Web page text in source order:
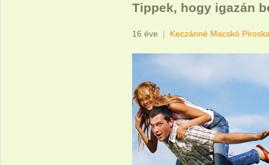
Tippek, hogy igazán
16 éve | Keczánné Macskó